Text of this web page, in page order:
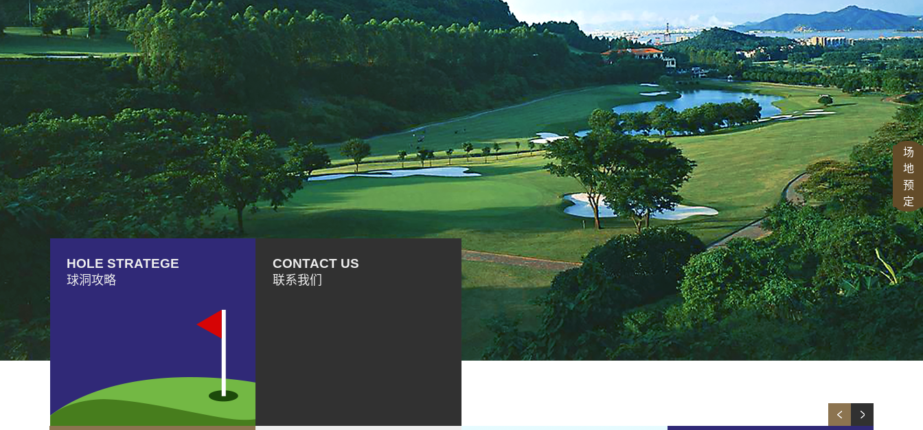
HOLE STRATEGE
球洞攻略
CONTACT US
联系我们
场
地
预
定